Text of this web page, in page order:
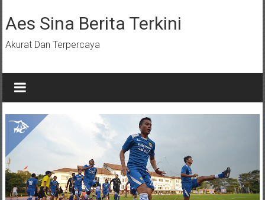
ke
konten
Aes Sina Berita Terkini
Akurat Dan Terpercaya